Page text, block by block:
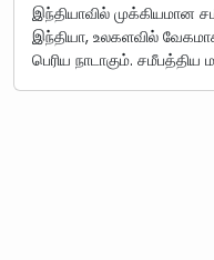
இந்தியாவில் முக்கியமான
இந்தியா, உலகளவில்
பெரிய நாடாகும்.